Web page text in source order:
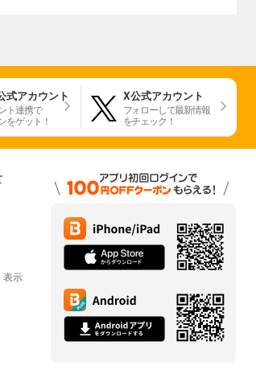
式アカウント
ト連携で
をゲット！
X公式アカウント
フォローして最新情報
をチェック！
表示